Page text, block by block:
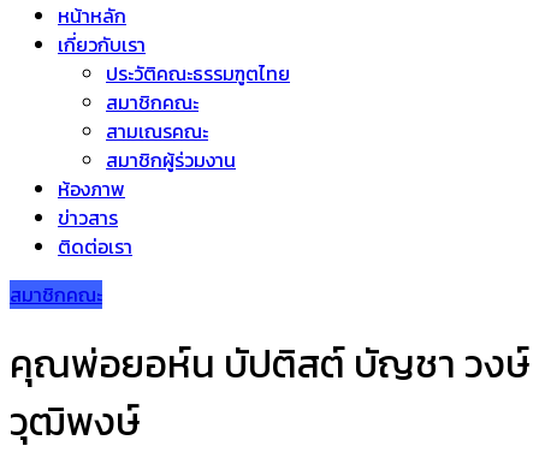
หน้าหลัก
เกี่ยวกับเรา
ประวัติคณะธรรมฑูตไทย
สมาชิกคณะ
สามเณรคณะ
สมาชิกผู้ร่วมงาน
ห้องภาพ
ข่าวสาร
ติดต่อเรา
สมาชิกคณะ
คุณพ่อยอห์น บัปติสต์ บัญชา วงษ์
วุฒิพงษ์